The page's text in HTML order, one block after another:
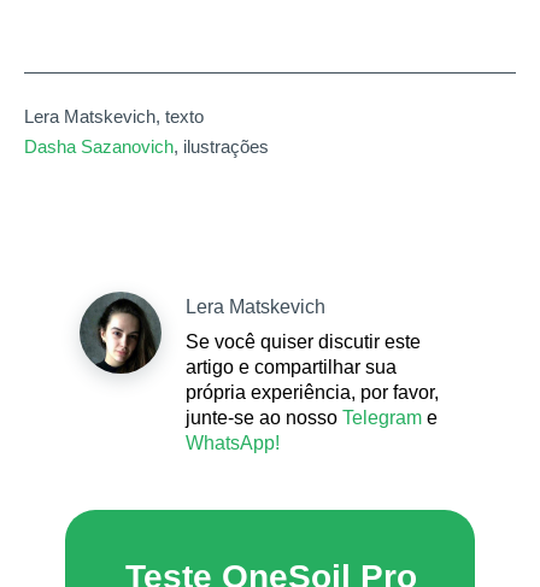
Lera Matskevich, texto
Dasha Sazanovich, ilustrações
Se você quiser discutir este
artigo e compartilhar sua
própria experiência, por favor,
junte-se ao nosso Telegram e
WhatsApp!
Lera Matskevich
Teste OneSoil Pro